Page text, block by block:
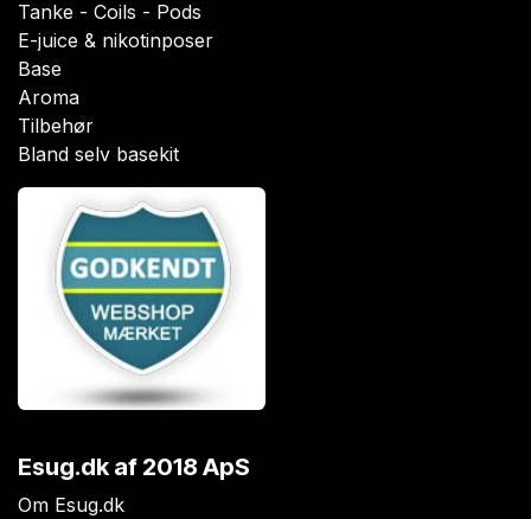
Tanke - Coils - Pods
E-juice & nikotinposer
Base
Aroma
Tilbehør
Bland selv basekit
Esug.dkaf 2018 ApS
Om Esug.dk